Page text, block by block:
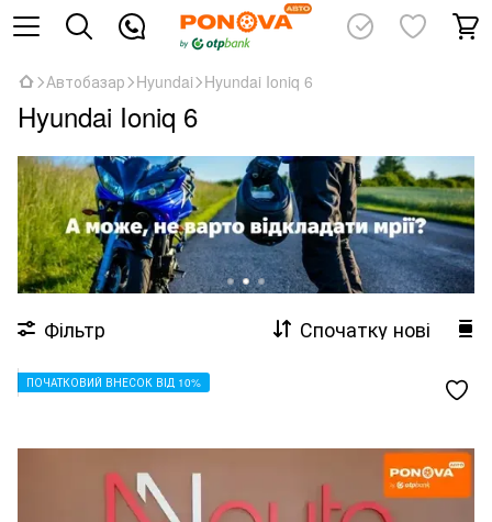
Автобазар Hyundai Hyundai Ioniq 6
Hyundai Ioniq 6
Фільтр Спочатку нові
ПОЧАТКОВИЙ ВНЕСОК ВІД 10%